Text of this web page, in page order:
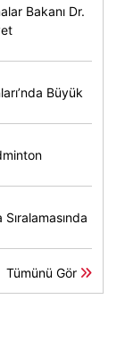
Bakanı Dr.
Büyük
Tümünü Gör